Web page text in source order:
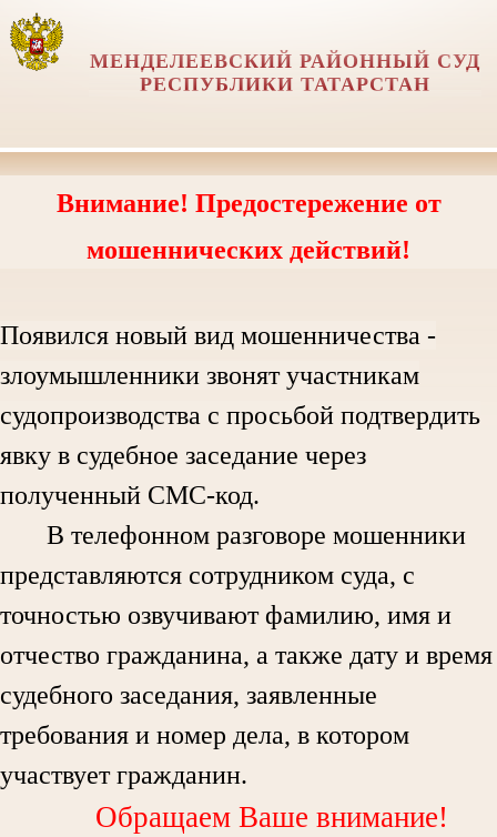
МЕНДЕЛЕЕВСКИЙ РАЙОННЫЙ СУД
РЕСПУБЛИКИ ТАТАРСТАН
Внимание! Предостережение от
мошеннических действий!
Появился новый вид мошенничества -
злоумышленники звонят участникам
судопроизводства с просьбой подтвердить
явку в судебное заседание через
полученный СМС-код.
В телефонном разговоре мошенники
представляются сотрудником суда, с
точностью озвучивают фамилию, имя и
отчество гражданина, а также дату и время
судебного заседания, заявленные
требования и номер дела, в котором
участвует гражданин.
Обращаем Ваше внимание!